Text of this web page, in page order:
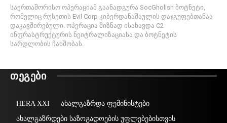
საერთაშორისო ოპერაციამ გაანადგურა SocGholish ბოტნეტი,
რომელიც რუსეთის Evil Corp კიბერდანაშაულის დაჯგუფებთანაა
დაკავშირებული. ოპერაცია მიზნად ისახავდა C2
ინფრასტრუქტურის ნეიტრალიზაციასა და ბოტნეტის
სარდლობის ჩახშობას.
ᲗᲔᲒᲔᲑᲘ
HERA XXI
ახალგაზრდა ფემინისტები
ახალგაზრდები საზოგადოების უფლებებისთვის